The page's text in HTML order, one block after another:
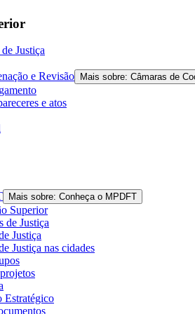
Justiça
e Revisão
Mais sobre: Câmaras de
e atos
Mais sobre: Conheça o MPDFT
Superior
de Justiça
Justiça
Justiça nas cidades
Estratégico